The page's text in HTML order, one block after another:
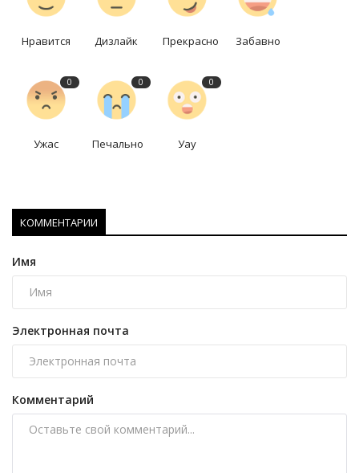
Нравится Дизлайк Прекрасно Забавно
0
Ужас
0
Печально
0
Уау
КОММЕНТАРИИ
Имя
Электронная почта
Комментарий